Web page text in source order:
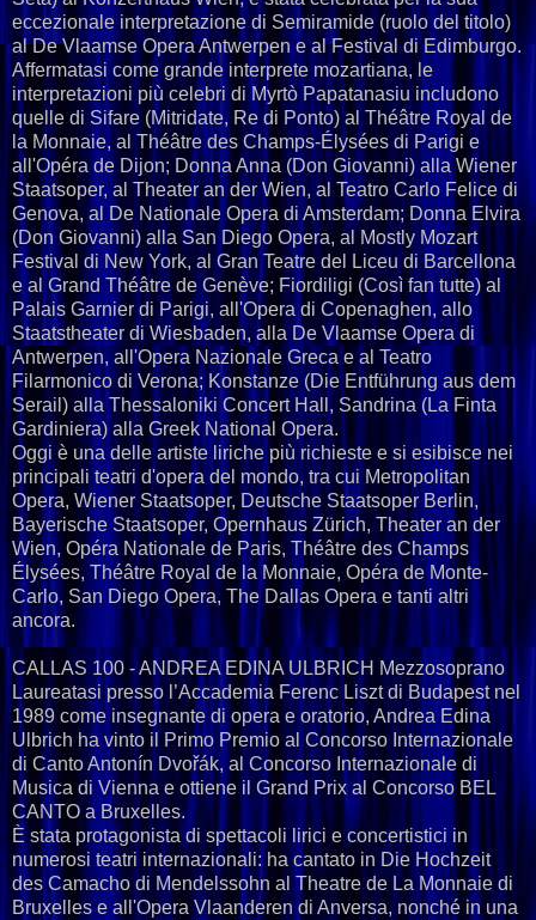
eccezionale interpretazione di Semiramide (ruolo del titolo)
al De Vlaamse Opera Antwerpen e al Festival di Edimburgo.
Affermatasi come grande interprete mozartiana, le
interpretazioni più celebri di Myrtò Papatanasiu includono
quelle di Sifare (Mitridate, Re di Ponto) al Théâtre Royal de
la Monnaie, al Théâtre des Champs-Élysées di Parigi e
all'Opéra de Dijon; Donna Anna (Don Giovanni) alla Wiener
Staatsoper, al Theater an der Wien, al Teatro Carlo Felice di
Genova, al De Nationale Opera di Amsterdam; Donna Elvira
(Don Giovanni) alla San Diego Opera, al Mostly Mozart
Festival di New York, al Gran Teatre del Liceu di Barcellona
e al Grand Théâtre de Genève; Fiordiligi (Così fan tutte) al
Palais Garnier di Parigi, all'Opera di Copenaghen, allo
Staatstheater di Wiesbaden, alla De Vlaamse Opera di
Antwerpen, all'Opera Nazionale Greca e al Teatro
Filarmonico di Verona; Konstanze (Die Entführung aus dem
Serail) alla Thessaloniki Concert Hall, Sandrina (La Finta
Gardiniera) alla Greek National Opera.
Oggi è una delle artiste liriche più richieste e si esibisce nei
principali teatri d'opera del mondo, tra cui Metropolitan
Opera, Wiener Staatsoper, Deutsche Staatsoper Berlin,
Bayerische Staatsoper, Opernhaus Zürich, Theater an der
Wien, Opéra Nationale de Paris, Théâtre des Champs
Élysées, Théâtre Royal de la Monnaie, Opéra de Monte-
Carlo, San Diego Opera, The Dallas Opera e tanti altri
ancora.
CALLAS 100 - ANDREA EDINA ULBRICH Mezzosoprano
Laureatasi presso l’Accademia Ferenc Liszt di Budapest nel
1989 come insegnante di opera e oratorio, Andrea Edina
Ulbrich ha vinto il Primo Premio al Concorso Internazionale
di Canto Antonín Dvořák, al Concorso Internazionale di
Musica di Vienna e ottiene il Grand Prix al Concorso BEL
CANTO a Bruxelles.
È stata protagonista di spettacoli lirici e concertistici in
numerosi teatri internazionali: ha cantato in Die Hochzeit
des Camacho di Mendelssohn al Theatre de La Monnaie di
Bruxelles e all'Opera Vlaanderen di Anversa, nonché in una